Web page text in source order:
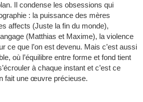
Il condense les obsessions qui
: la puissance des mères
affects (Juste la fin du monde),
(Matthias et Maxime), la violence
ce que l’on est devenu. Mais c’est aussi
où l’équilibre entre forme et fond tient
à chaque instant et c’est ce
fait une œuvre précieuse.